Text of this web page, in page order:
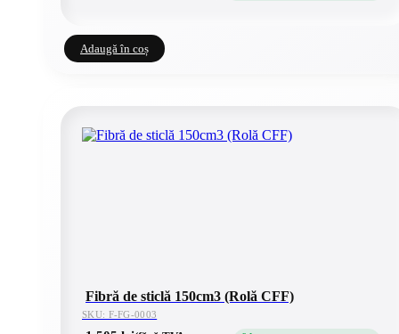
Adaugă în coș
Fibră de sticlă 150cm3 (Rolă CFF)
SKU: F-FG-0003